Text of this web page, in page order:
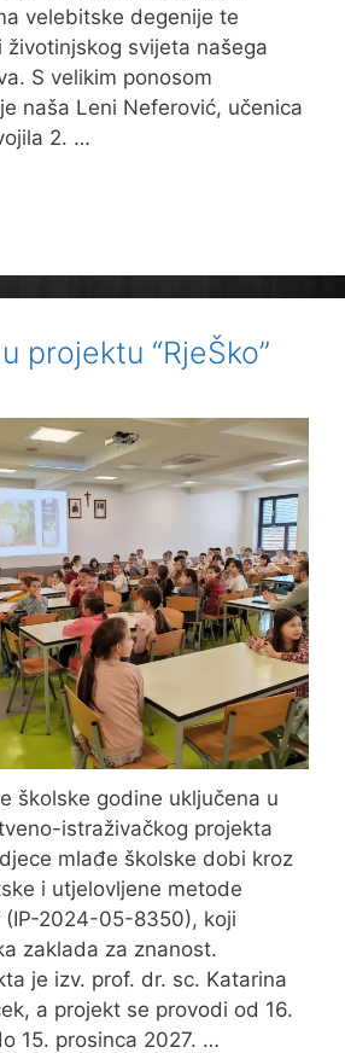
velebitske degenije te
svijeta našega
S velikim ponosom
naša Leni Neferović, učenica
2. …
projektu “RjeŠko”
školske godine uključena u
istraživačkog projekta
mlađe školske dobi kroz
i utjelovljene metode
(IP-2024-05-8350), koji
zaklada za znanost.
je izv. prof. dr. sc. Katarina
a projekt se provodi od 16.
15. prosinca 2027. …